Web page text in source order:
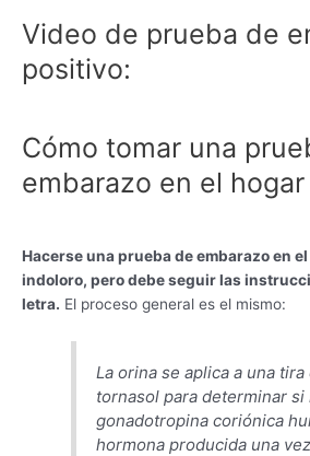
Video de prueba de
positivo:
Cómo tomar una
embarazo en el hogar
Hacerse una prueba de embarazo en
indoloro, pero debe seguir las
letra. El proceso general es el mismo:
La orina se aplica a una
tornasol para determinar si
gonadotropina coriónica
hormona producida una